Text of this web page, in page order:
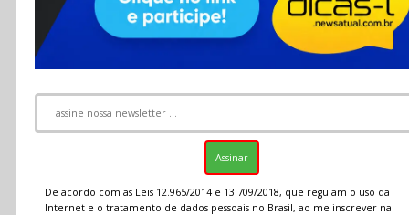
De acordo com as Leis 12.965/2014 e 13.709/2018, que regulam o uso da
Internet e o tratamento de dados pessoais no Brasil, ao me inscrever na